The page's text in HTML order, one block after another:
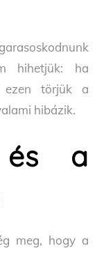
hihetjük: ha
ezen törjük a
hibázik.
és a
meg, hogy a